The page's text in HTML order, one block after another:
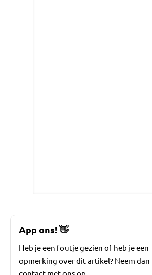
App ons!👋
Heb je een foutje gezien of heb je een
opmerking over dit artikel? Neem dan